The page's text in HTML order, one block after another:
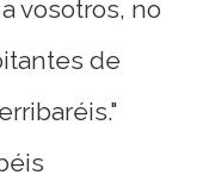
vosotros, no
de